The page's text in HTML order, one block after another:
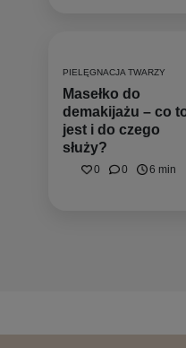
PIELĘGNACJA TWARZY
Masełko do
demakijażu – co
jest i do czego
służy?
0 0 6 min